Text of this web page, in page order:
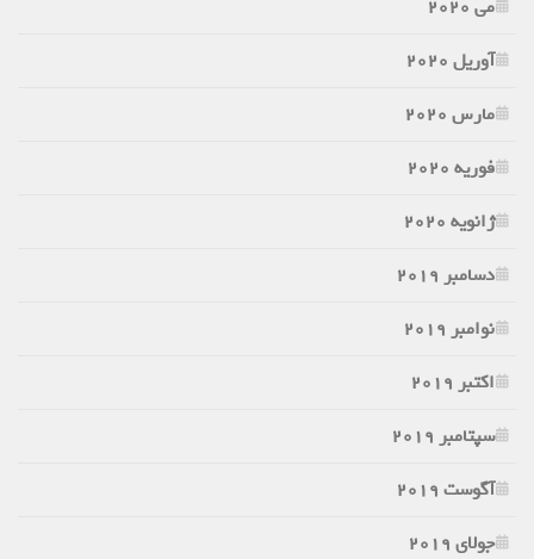
می 2020
آوریل 2020
مارس 2020
فوریه 2020
ژانویه 2020
دسامبر 2019
نوامبر 2019
اکتبر 2019
سپتامبر 2019
آگوست 2019
جولای 2019